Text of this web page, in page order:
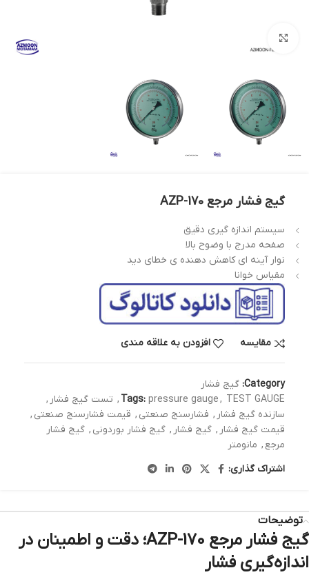
گیج فشار مرجع AZP-170
سیستم اندازه گیری دقیق
صفحه مدرج با وضوح بالا
نوار آینه ای کاهش دهنده ی خطای دید
مقیاس خوانا
مقایسه افزودن به علاقه مندی
Category: گیج فشار
Tags: pressure gauge, TEST GAUGE
, تست گیج فشار ,
سازنده گیج فشار , فشارسنج صنعتی , قیمت فشارسنج صنعتی ,
قیمت گیج فشار , گیج فشار , گیج فشار بوردونی , گیج فشار
مرجع, مانومتر
اشتراک گذاری:
توضیحات
گیج فشار مرجع AZP-170؛ دقت و اطمینان در
اندازه‌گیری فشار